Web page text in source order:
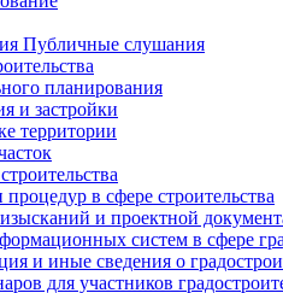
Публичные слушания
планирования
и застройки
территории
в сфере строительства
и проектной
систем в сфере
и иные сведения о
для участников